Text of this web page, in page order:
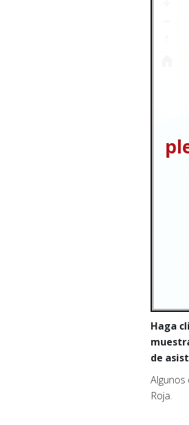
Haga
de
Algunos
Roja.